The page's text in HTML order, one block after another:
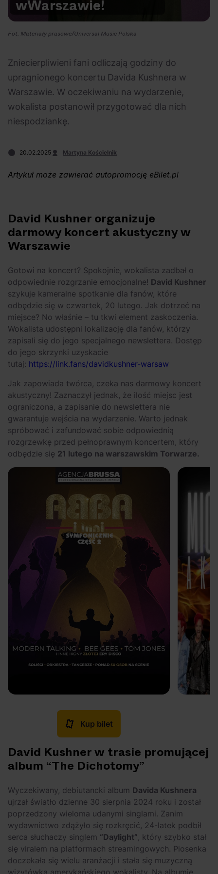
Na czasie
Polecane Scena Impostora 06.08.2026
Kto jest
prawdziwym fanem
Chivasa?
eBilet Festiwal 05.08.2026
Aplikacja
OFF Festival 2026 –
nocne koncerty
warte uwagi!
High Five: pięć
najciekawszych
lipiec 2026]
wWarszawie!
Fot. Materiały prasowe/Universal Music Polska
Zniecierpliwieni fani odliczają godziny do
upragnionego koncertu Davida Kushnera w
Warszawie. W oczekiwaniu na wydarzenie,
wokalista postanowił przygotować dla nich
niespodziankę.
20.02.2025 Martyna Kościelnik
Artykuł może zawierać autopromocję eBilet.pl
David Kushner organizuje
darmowy koncert akustyczny w
Warszawie
Gotowi na koncert? Spokojnie, wokalista zadbał o
odpowiednie rozgrzanie emocjonalne! David Kushner
szykuje kameralne spotkanie dla fanów, które
odbędzie się w czwartek, 20 lutego. Jak dotrzeć na
miejsce? No właśnie – tu tkwi element zaskoczenia.
Wokalista udostępni lokalizację dla fanów, którzy
zapisali się do jego specjalnego newslettera. Dostęp
do jego skrzynki uzyskacie
tutaj: https://link.fans/davidkushner-warsaw
Jak zapowiada twórca, czeka nas darmowy koncert
akustyczny! Zaznaczył jednak, że ilość miejsc jest
ograniczona, a zapisanie do newslettera nie
gwarantuje wejścia na wydarzenie. Warto jednak
spróbować i zafundować sobie odpowiednią
rozgrzewkę przed pełnoprawnym koncertem, który
odbędzie się 21 lutego na warszawskim Torwarze.
Kup bilet
David Kushner w trasie promującej
album “The Dichotomy”
Wyczekiwany, debiutancki album Davida Kushnera
ujrzał światło dzienne 30 sierpnia 2024 roku i został
poprzedzony wieloma udanymi singlami. Zanim
wydawnictwo zdążyło się rozkręcić, 24-latek podbił
serca słuchaczy singlem “Daylight” , który szybko stał
się viralem na platformach streamingowych. Piosenka
doczekała się wielu aranżacji i stała się muzyczną
wizytówką amerykańskiego wokalisty. Na albumie